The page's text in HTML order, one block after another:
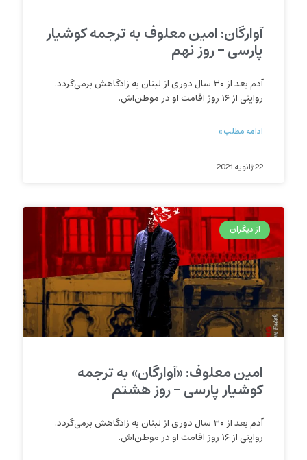
آوارگان: امین معلوف به ترجمه کوشیار
پارسی – روز نهم
آدم بعد از ۳۰ سال دوری از لبنان به زادگاهش برمی‌گردد.
روایتی از ۱۶ روز اقامت او در موطن‌اش.
ادامه مطلب »
22 ژانویه 2021
از دیگران
امین معلوف: «آوارگان» به ترجمه
کوشیار پارسی – روز هشتم
آدم بعد از ۳۰ سال دوری از لبنان به زادگاهش برمی‌گردد.
روایتی از ۱۶ روز اقامت او در موطن‌اش.